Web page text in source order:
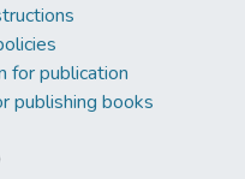
for publication
publishing books